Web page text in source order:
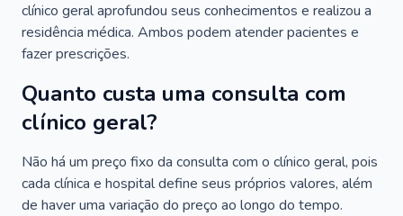
clínico geral aprofundou seus conhecimentos e realizou a
residência médica. Ambos podem atender pacientes e
fazer prescrições.
Quanto custa uma consulta com
clínico geral?
Não há um preço fixo da consulta com o clínico geral, pois
cada clínica e hospital define seus próprios valores, além
de haver uma variação do preço ao longo do tempo.